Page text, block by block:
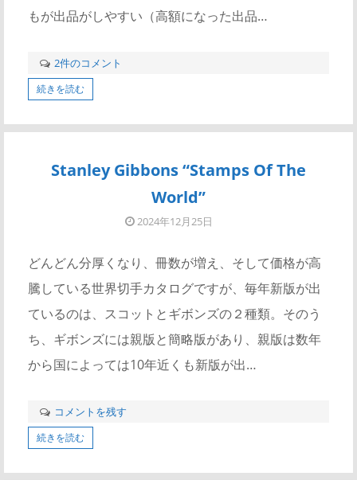
もが出品がしやすい（高額になった出品…
2件のコメント
続きを読む
Stanley Gibbons “Stamps Of The
World”
2024年12月25日
どんどん分厚くなり、冊数が増え、そして価格が高
騰している世界切手カタログですが、毎年新版が出
ているのは、スコットとギボンズの２種類。そのう
ち、ギボンズには親版と簡略版があり、親版は数年
から国によっては10年近くも新版が出…
コメントを残す
続きを読む